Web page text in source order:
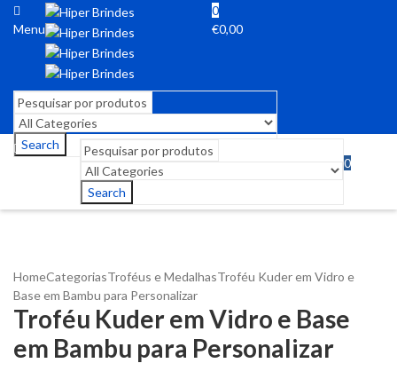
Menu
0
€0,00
Search
Search
0
HomeCategoriasTroféus e MedalhasTroféu Kuder em Vidro e
Base em Bambu para Personalizar
Troféu Kuder em Vidro e Base
em Bambu para Personalizar